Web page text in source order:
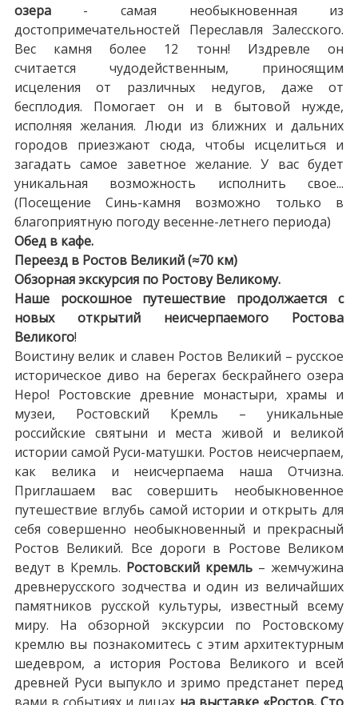
озера- самая необыкновенная из
достопримечательностей Переславля Залесского.
Вес камня более 12 тонн! Издревле он
считается чудодейственным, приносящим
исцеления от различных недугов, даже от
бесплодия. Помогает он и в бытовой нужде,
исполняя желания. Люди из ближних и дальних
городов приезжают сюда, чтобы исцелиться и
загадать самое заветное желание. У вас будет
уникальная возможность исполнить свое...
(Посещение Синь-камня возможно только в
благоприятную погоду весенне-летнего периода)
Обед в кафе.
Переезд в Ростов Великий (≈70 км)
Обзорная экскурсия по Ростову Великому.
Наше роскошное путешествие продолжается с
новых открытий неисчерпаемого Ростова
Великого!
Воистину велик и славен Ростов Великий – русское
историческое диво на берегах бескрайнего озера
Неро! Ростовские древние монастыри, храмы и
музеи, Ростовский Кремль – уникальные
российские святыни и места живой и великой
истории самой Руси-матушки. Ростов неисчерпаем,
как велика и неисчерпаема наша Отчизна.
Приглашаем вас совершить необыкновенное
путешествие вглубь самой истории и открыть для
себя совершенно необыкновенный и прекрасный
Ростов Великий. Все дороги в Ростове Великом
ведут в Кремль. Ростовский кремль – жемчужина
древнерусского зодчества и один из величайших
памятников русской культуры, известный всему
миру. На обзорной экскурсии по Ростовскому
кремлю вы познакомитесь с этим архитектурным
шедевром, а история Ростова Великого и всей
древней Руси выпукло и зримо предстанет перед
вами в событиях и лицах на выставке «Ростов. Сто